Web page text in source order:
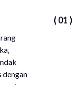
dengan
( 01 )